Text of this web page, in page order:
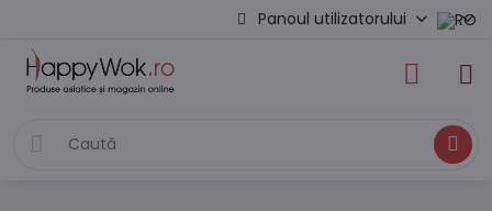
Panoul utilizatorului
Caută